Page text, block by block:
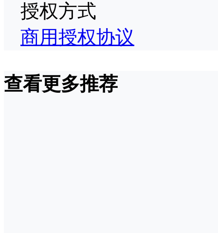
授权方式
商用授权协议
查看更多推荐